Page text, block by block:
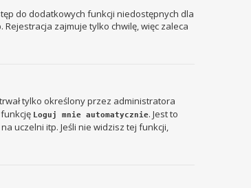
do dodatkowych funkcji niedostępnych dla
zajmuje tylko chwilę, więc zaleca
tylko określony przez administratora
Loguj mnie automatycznie. Jest to
uczelni itp. Jeśli nie widzisz tej funkcji,